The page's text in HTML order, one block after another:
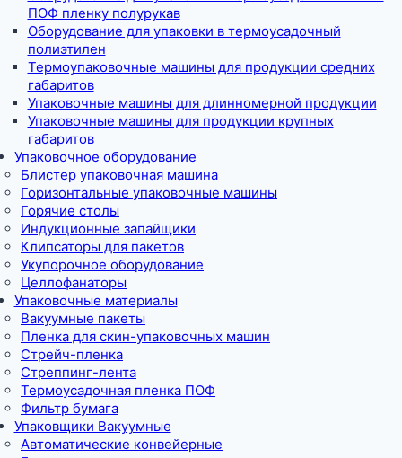
ПОФ пленку полурукав
Оборудование для упаковки в термоусадочный
полиэтилен
Термоупаковочные машины для продукции средних
габаритов
Упаковочные машины для длинномерной продукции
Упаковочные машины для продукции крупных
габаритов
Упаковочное оборудование
Блистер упаковочная машина
Горизонтальные упаковочные машины
Горячие столы
Индукционные запайщики
Клипсаторы для пакетов
Укупорочное оборудование
Целлофанаторы
Упаковочные материалы
Вакуумные пакеты
Пленка для скин-упаковочных машин
Стрейч-пленка
Стреппинг-лента
Термоусадочная пленка ПОФ
Фильтр бумага
Упаковщики Вакуумные
Автоматические конвейерные